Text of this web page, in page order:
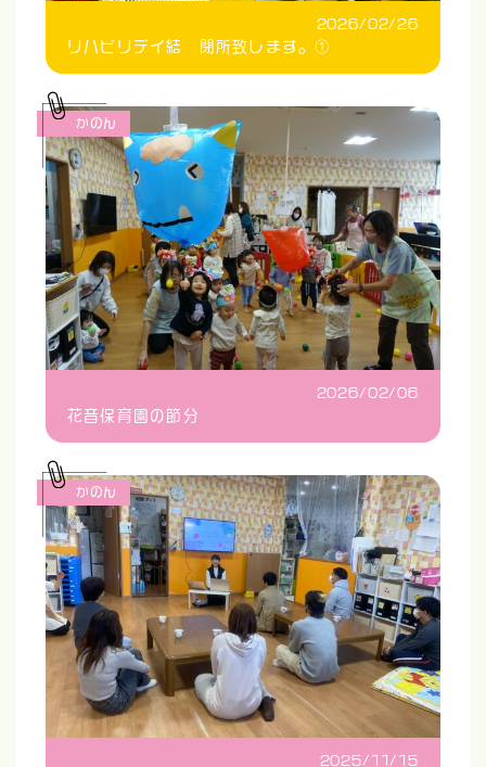
2026/02/26
リハビリデイ結 閉所致します。①
2026/02/06
花音保育園の節分
かのん
2025/11/15
かのん